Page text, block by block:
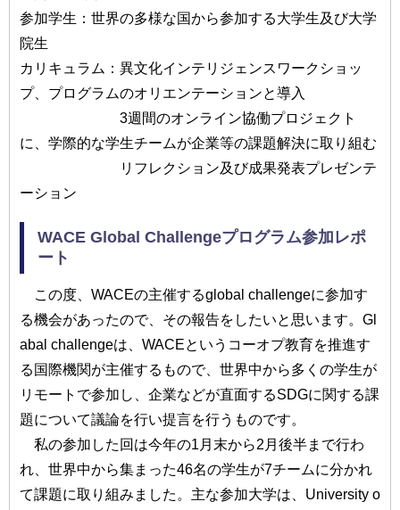
参加学生：世界の多様な国から参加する大学生及び大学
院生
カリキュラム：異文化インテリジェンスワークショッ
プ、プログラムのオリエンテーションと導入
3週間のオンライン協働プロジェクト
に、学際的な学生チームが企業等の課題解決に取り組む
リフレクション及び成果発表プレゼンテ
ーション
WACE Global Challengeプログラム参加レポ
ート
この度、WACEの主催するglobal challengeに参加す
る機会があったので、その報告をしたいと思います。Gl
abal challengeは、WACEというコーオプ教育を推進す
る国際機関が主催するもので、世界中から多くの学生が
リモートで参加し、企業などが直面するSDGに関する課
題について議論を行い提言を行うものです。
私の参加した回は今年の1月末から2月後半まで行わ
れ、世界中から集まった46名の学生が7チームに分かれ
て課題に取り組みました。主な参加大学は、University o